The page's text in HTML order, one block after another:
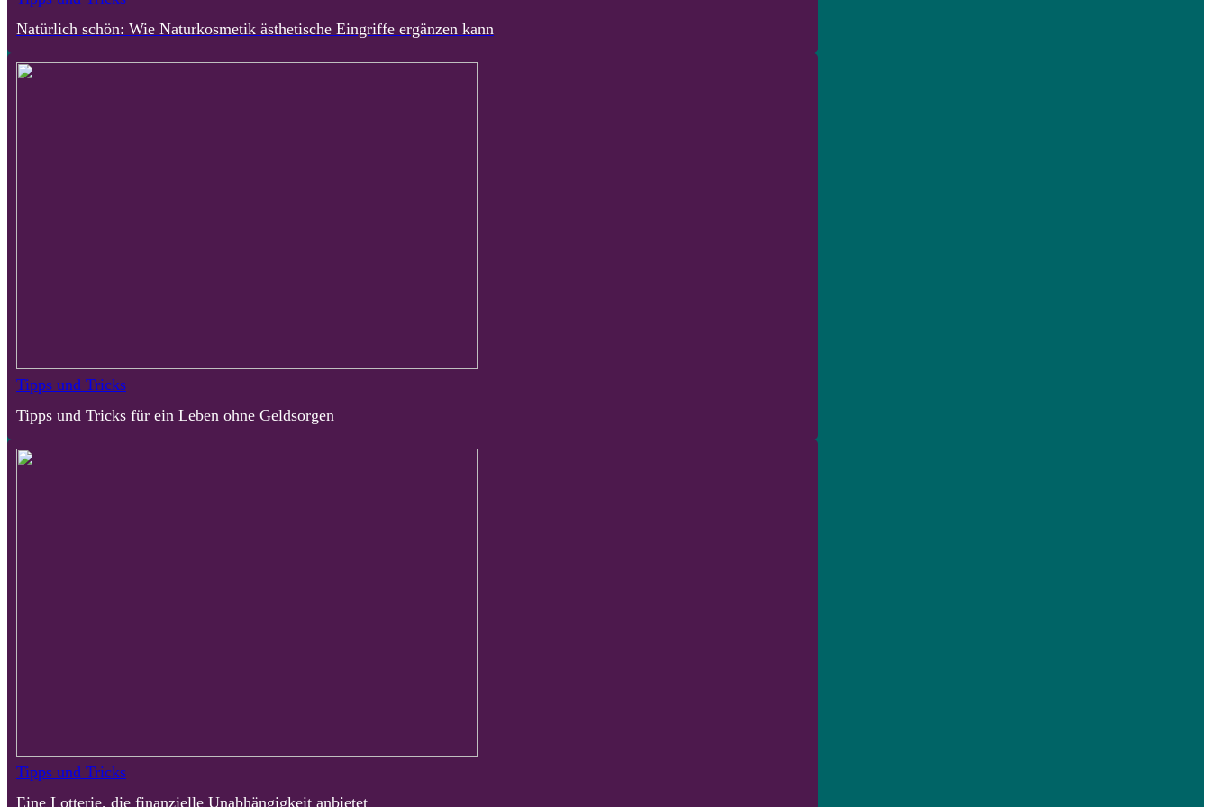
Natürlich schön: Wie Naturkosmetik ästhetische Eingriffe ergänzen kann
Tipps und Tricks
Tipps und Tricks für ein Leben ohne Geldsorgen
Tipps und Tricks
Eine Lotterie, die finanzielle Unabhängigkeit anbietet